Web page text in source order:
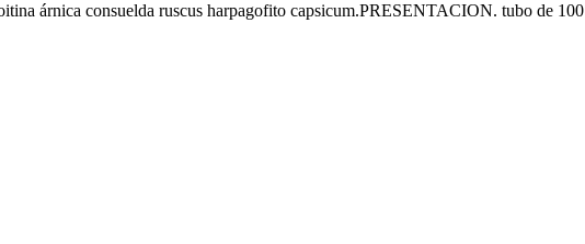
árnica consuelda ruscus harpagofito capsicum.PRESENTACION. tubo de